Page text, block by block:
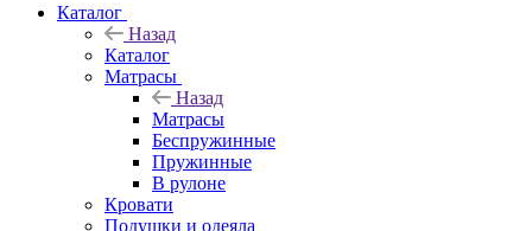
Каталог
Назад
Каталог
Матрасы
Назад
Матрасы
Беспружинные
Пружинные
В рулоне
Кровати
Подушки и одеяла